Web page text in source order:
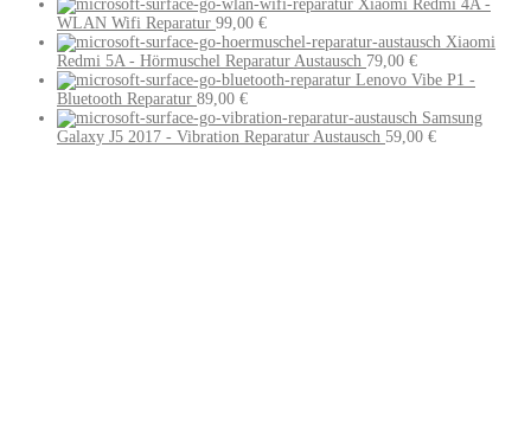
Xiaomi Redmi 4A -
WLAN Wifi Reparatur 99,00 €
Xiaomi
Redmi 5A - Hörmuschel Reparatur Austausch 79,00 €
Lenovo Vibe P1 -
Bluetooth Reparatur 89,00 €
Samsung
Galaxy J5 2017 - Vibration Reparatur Austausch 59,00 €